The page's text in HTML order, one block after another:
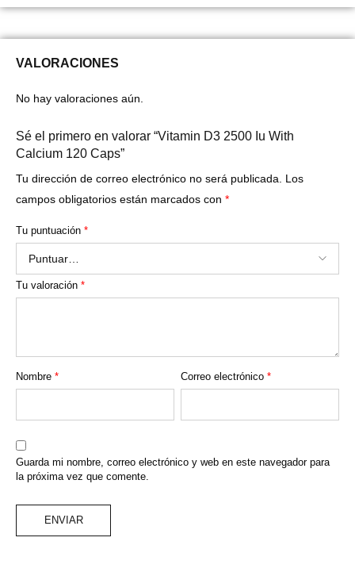
VALORACIONES
No hay valoraciones aún.
Sé el primero en valorar “Vitamin D3 2500 Iu With
Calcium 120 Caps”
Tu dirección de correo electrónico no será publicada.
Los
campos obligatorios están marcados con *
Tu puntuación *
Tu valoración *
Nombre * Correo electrónico*
Guarda mi nombre, correo electrónico y web en este navegador para
la próxima vez que comente.